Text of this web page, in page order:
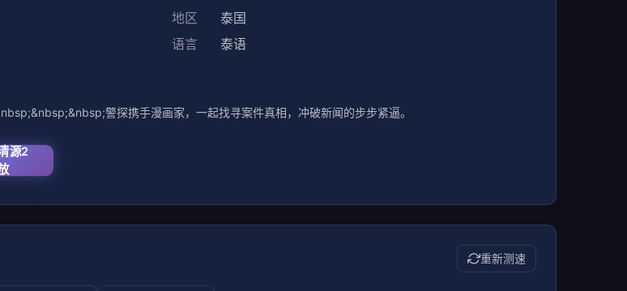
地区
泰国
语言
泰语
警探携手漫画家，一起找寻案件真相，冲破新闻的步步紧逼。
源2
重新测速